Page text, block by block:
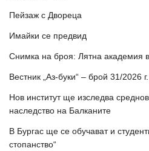
Пейзаж с Двореца
Имайки се предвид
Снимка на броя: Лятна академия
Вестник „Аз-буки“ – брой 31/2026 г.
Нов институт ще изследва
наследство на Балканите
В Бургас ще се обучават и
стопанство“